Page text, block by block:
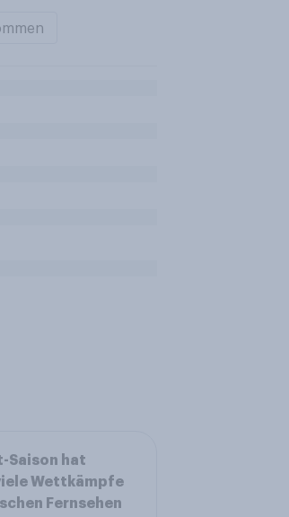
Saison hat
Wettkämpfe
Fernsehen